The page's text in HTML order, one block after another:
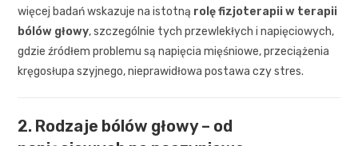
więcej badań wskazuje na istotną rolę fizjoterapii w terapii
bólów głowy, szczególnie tych przewlekłych i napięciowych,
gdzie źródłem problemu są napięcia mięśniowe, przeciążenia
kręgosłupa szyjnego, nieprawidłowa postawa czy stres.
2. Rodzaje bólów głowy – od